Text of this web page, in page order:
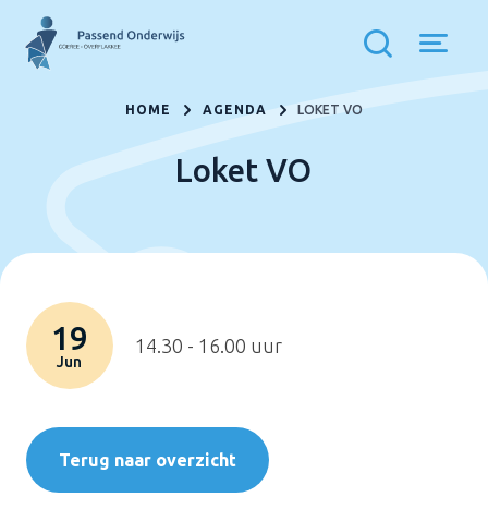
HOME AGENDA LOKET VO
Loket VO
19
Jun
14.30 - 16.00 uur
Terug naar overzicht